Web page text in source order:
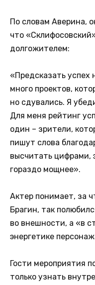
По словам Аверина,
что
долгожителем:
«Предсказать успех
много проектов,
но сдувались. Я
Для меня рейтинг
один – зрители,
пишут слова
высчитать цифрами,
гораздо мощнее».
Актер понимает, за
Брагин, так
во внешности, а «в
энергетике
Гости мероприятия
только узнать